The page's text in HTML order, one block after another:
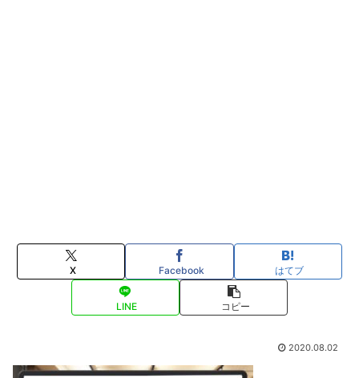
X Facebook はてブ
LINE コピー
2020.08.02